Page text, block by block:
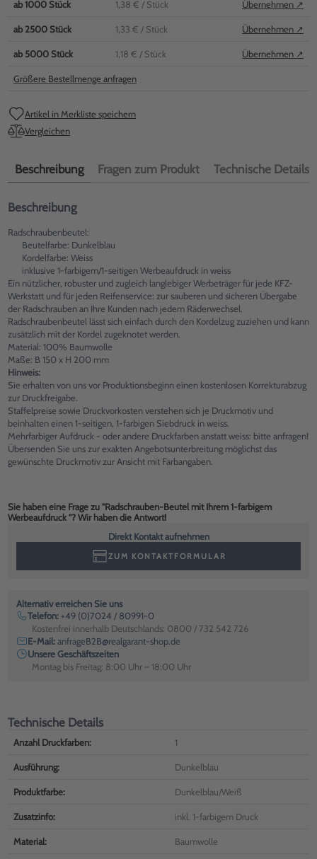
ab1000 Stück 1,38 € / Stück Übernehmen ↗
ab 2500 Stück 1,33 € / Stück Übernehmen ↗
ab 5000 Stück 1,18 € / Stück Übernehmen ↗
Größere Bestellmenge anfragen
Artikel in Merkliste speichern
Vergleichen
Beschreibung Fragen zum Produkt Technische Details
Beschreibung
Radschraubenbeutel:
Beutelfarbe: Dunkelblau
Kordelfarbe: Weiss
inklusive 1-farbigem/1-seitigen Werbeaufdruck in weiss
Ein nützlicher, robuster und zugleich langlebiger Werbeträger für jede KFZ-
Werkstatt und für jeden Reifenservice: zur sauberen und sicheren Übergabe
der Radschrauben an Ihre Kunden nach jedem Räderwechsel.
Radschraubenbeutel lässt sich einfach durch den Kordelzug zuziehen und kann
zusätzlich mit der Kordel zugeknotet werden.
Material: 100% Baumwolle
Maße: B 150 x H 200 mm
Hinweis:
Sie erhalten von uns vor Produktionsbeginn einen kostenlosen Korrekturabzug
zur Druckfreigabe.
Staffelpreise sowie Druckvorkosten verstehen sich je Druckmotiv und
beinhalten einen 1-seitigen, 1-farbigen Siebdruck in weiss.
Mehrfarbiger Aufdruck - oder andere Druckfarben anstatt weiss: bitte anfragen!
Übersenden Sie uns zur exakten Angebotsunterbreitung möglichst das
gewünschte Druckmotiv zur Ansicht mit Farbangaben.
Sie haben eine Frage zu "Radschrauben-Beutel mit Ihrem 1-farbigem
Werbeaufdruck "? Wir haben die Antwort!
Direkt Kontakt aufnehmen
ZUM KONTAKTFORMULAR
Alternativ erreichen Sie uns
Telefon: +49 (0)7024 / 80991-0
Kostenfrei innerhalb Deutschlands: 0800 / 732 542 726
E-Mail:anfrageB2B@realgarant-shop.de
Unsere Geschäftszeiten
Montag bis Freitag: 8:00 Uhr – 18:00 Uhr
Technische Details
Anzahl Druckfarben: 1
Ausführung: Dunkelblau
Produktfarbe: Dunkelblau/Weiß
Zusatzinfo: inkl. 1-farbigem Druck
Material: Baumwolle